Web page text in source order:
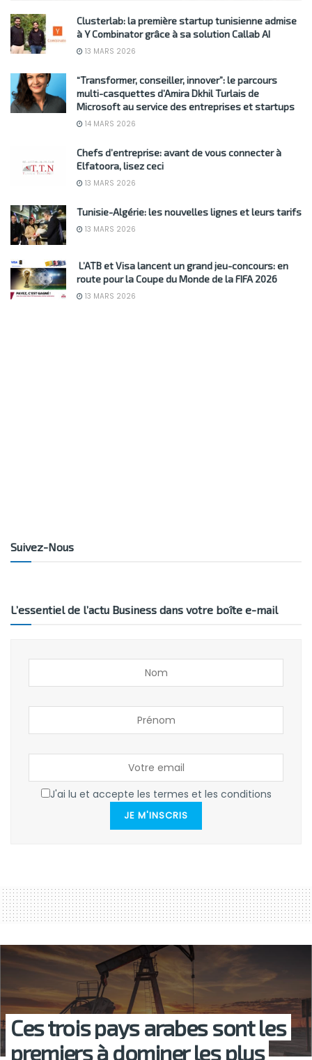
Clusterlab: la première startup tunisienne admise
à Y Combinator grâce à sa solution Callab AI
13 MARS 2026
“Transformer, conseiller, innover”: le parcours
multi-casquettes d’Amira Dkhil Turlais de
Microsoft au service des entreprises et startups
14 MARS 2026
Chefs d’entreprise: avant de vous connecter à
Elfatoora, lisez ceci
13 MARS 2026
Tunisie-Algérie: les nouvelles lignes et leurs tarifs
13 MARS 2026
L’ATB et Visa lancent un grand jeu-concours: en
route pour la Coupe du Monde de la FIFA 2026
13 MARS 2026
Suivez-Nous
L’essentiel de l’actu Business dans votre boîte e-mail
J'ai lu et accepte les termes et les conditions
JE M'INSCRIS
Ces trois pays arabes sont les
premiers à dominer les plus